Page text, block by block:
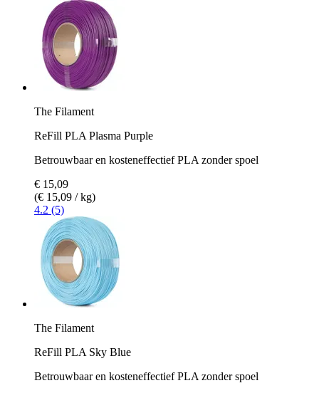
The Filament
ReFill PLA Plasma Purple
Betrouwbaar en kosteneffectief PLA zonder spoel
€ 15,09
(€ 15,09 / kg)
4.2 (5)
The Filament
ReFill PLA Sky Blue
Betrouwbaar en kosteneffectief PLA zonder spoel